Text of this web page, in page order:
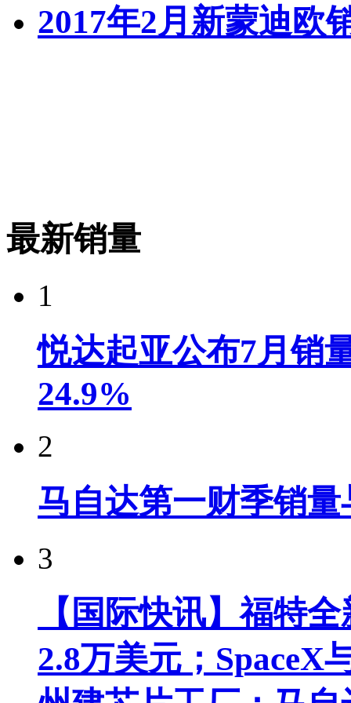
2017年2月新蒙迪欧
最新销量
1
悦达起亚公布7月销
24.9%
2
马自达第一财季销
3
【国际快讯】福特
2.8万美元；SpaceX